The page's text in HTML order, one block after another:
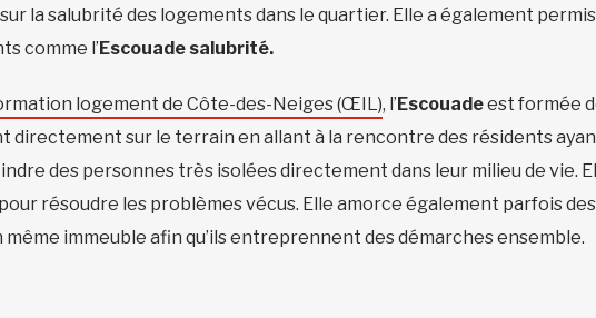
la salubrité des logements dans le quartier. Elle a également
comme l’Escouade salubrité.
logement de Côte-des-Neiges (ŒIL), l’Escouadeest formée
sur le terrain en allant à la rencontre des résidents
des personnes très isolées directement dans leur milieu de vie.
résoudre les problèmes vécus. Elle amorce également parfois
immeuble afin qu’ils entreprennent des démarches ensemble.